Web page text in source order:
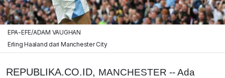
EPA-EFE/ADAM VAUGHAN
Erling Haaland dari Manchester City
REPUBLIKA.CO.ID, MANCHESTER -- Ada